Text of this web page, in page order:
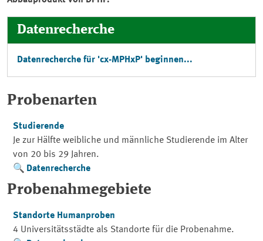
Datenrecherche
Datenrecherche für 'cx-MPHxP' beginnen...
Probenarten
Studierende
Je zur Hälfte weibliche und männliche Studierende im Alter
von 20 bis 29 Jahren.
Datenrecherche
Probenahmegebiete
Standorte Humanproben
4 Universitätsstädte als Standorte für die Probenahme.